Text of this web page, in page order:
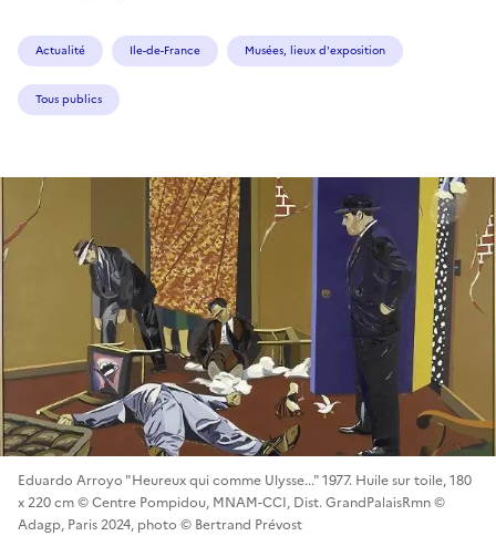
Actualité Ile-de-France Musées, lieux d'exposition
Tous publics
Eduardo Arroyo "Heureux qui comme Ulysse..." 1977. Huile sur toile, 180
x 220 cm © Centre Pompidou, MNAM-CCI, Dist. GrandPalaisRmn ©
Adagp, Paris 2024, photo © Bertrand Prévost